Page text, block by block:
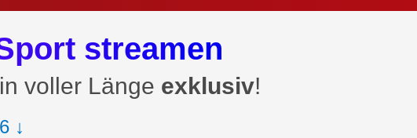
streamen
voller Länge exklusiv!
↓